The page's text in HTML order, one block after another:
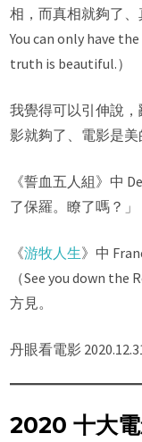
相，而真相就夠了、
You can only have
truth is beautiful.）
我覺得可以引伸說
影就夠了、電影是美
《誓血五人組》中
了保羅。瞭了嗎？」
《游牧人生》中
（See you down
方見。
丹眼看電影
2020 十大